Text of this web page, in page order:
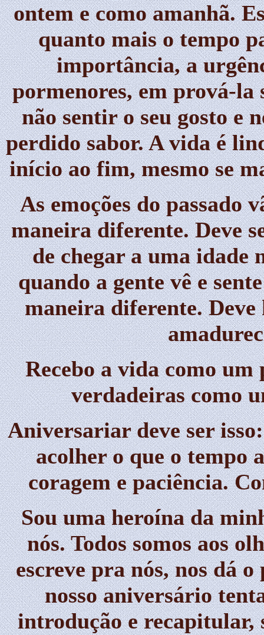
ontem e como amanhã.
quanto mais o tempo
importância, a
pormenores, em prová-la
não sentir o seu gosto e
perdido sabor. A vida é
início ao fim, mesmo se
As emoções do passado
maneira diferente. Deve
de chegar a uma idade
quando a gente vê e
maneira diferente.
Recebo a vida como um
verdadeiras como
Aniversariar deve ser
acolher o que o tempo
coragem e paciência.
Sou uma heroína da
nós. Todos somos aos
escreve pra nós, nos dá
nosso aniversário
introdução e recapitular,